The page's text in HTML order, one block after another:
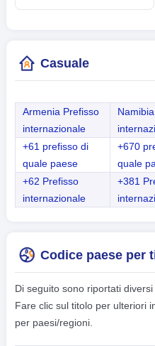
Casuale
Armenia Prefisso
internazionale
+61 prefisso di
quale paese
+670
quale
+62 Prefisso
internazionale
+381
Codice paese per
Di seguito sono riportati
Fare clic sul titolo per ulteriori
per paesi/regioni.